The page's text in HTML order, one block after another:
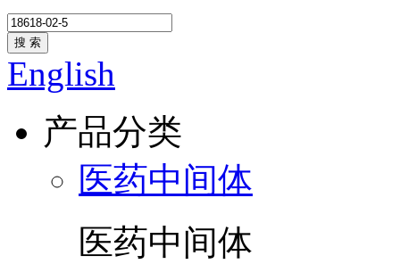
搜 索
English
产品分类
医药中间体
医药中间体